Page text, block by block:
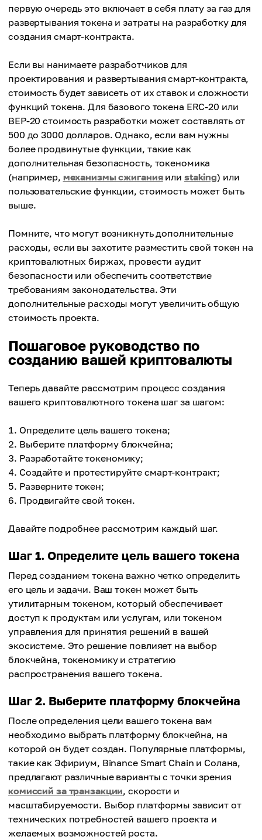
первую очередь это включает в себя плату за газ для
развертывания токена и затраты на разработку для
создания смарт-контракта.
Если вы нанимаете разработчиков для
проектирования и развертывания смарт-контракта,
стоимость будет зависеть от их ставок и сложности
функций токена. Для базового токена ERC-20 или
BEP-20 стоимость разработки может составлять от
500 до 3000 долларов. Однако, если вам нужны
более продвинутые функции, такие как
дополнительная безопасность, токеномика
(например, механизмы сжиганияили staking) или
пользовательские функции, стоимость может быть
выше.
Помните, что могут возникнуть дополнительные
расходы, если вы захотите разместить свой токен на
криптовалютных биржах, провести аудит
безопасности или обеспечить соответствие
требованиям законодательства. Эти
дополнительные расходы могут увеличить общую
стоимость проекта.
Пошаговое руководство по
созданию вашей криптовалюты
Теперь давайте рассмотрим процесс создания
вашего криптовалютного токена шаг за шагом:
Определите цель вашего токена;
Выберите платформу блокчейна;
Разработайте токеномику;
Создайте и протестируйте смарт-контракт;
Разверните токен;
Продвигайте свой токен.
Давайте подробнее рассмотрим каждый шаг.
Шаг 1. Определите цель вашего токена
Перед созданием токена важно четко определить
его цель и задачи. Ваш токен может быть
утилитарным токеном, который обеспечивает
доступ к продуктам или услугам, или токеном
управления для принятия решений в вашей
экосистеме. Это решение повлияет на выбор
блокчейна, токеномику и стратегию
распространения вашего токена.
Шаг 2. Выберите платформу блокчейна
После определения цели вашего токена вам
необходимо выбрать платформу блокчейна, на
которой он будет создан. Популярные платформы,
такие как Эфириум, Binance Smart Chain и Солана,
предлагают различные варианты с точки зрения
комиссий за транзакции, скорости и
масштабируемости. Выбор платформы зависит от
технических потребностей вашего проекта и
желаемых возможностей роста.